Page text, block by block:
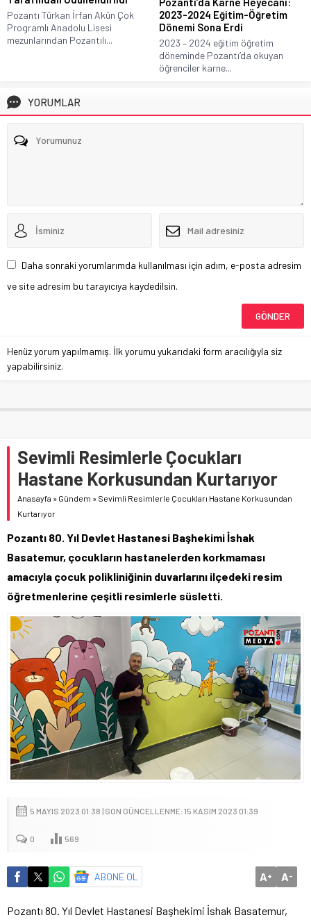
Pozantı Türkan İrfan Akün Çok
Programlı Anadolu Lisesi
mezunlarından Pozantılı...
2023-2024 Eğitim-Öğretim
Dönemi Sona Erdi
2023 – 2024 eğitim öğretim
döneminde Pozantı’da okuyan
öğrenciler karne...
YORUMLAR
Daha sonraki yorumlarımda kullanılması için adım, e-posta adresim
ve site adresim bu tarayıcıya kaydedilsin.
Henüz yorum yapılmamış. İlk yorumu yukarıdaki form aracılığıyla siz
yapabilirsiniz.
Sevimli Resimlerle Çocukları
Hastane Korkusundan Kurtarıyor
Anasayfa » Gündem » Sevimli Resimlerle Çocukları Hastane Korkusundan
Kurtarıyor
Pozantı 80. Yıl Devlet Hastanesi Başhekimi İshak
Basatemur, çocukların hastanelerden korkmaması
amacıyla çocuk polikliniğinin duvarlarını ilçedeki resim
öğretmenlerine çeşitli resimlerle süsletti.
5 MAYIS 2023 01:38 | SON GÜNCELLENME: 15 KASIM 2023 01:39
0 569
ABONE OL A+ A-
Pozantı 80. Yıl Devlet Hastanesi Başhekimi İshak Basatemur,